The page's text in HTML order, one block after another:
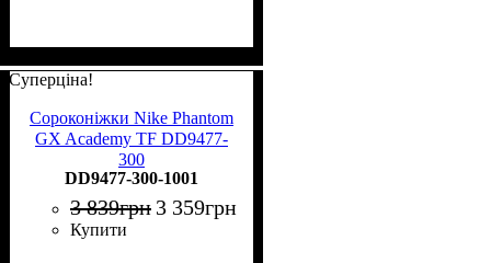
Суперціна!
Сороконіжки Nike Phantom
GX Academy TF DD9477-
300
DD9477-300-1001
3 839грн 3 359грн
Купити